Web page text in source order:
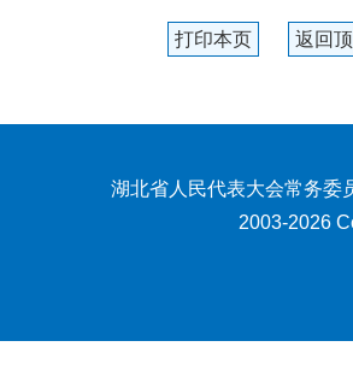
打印本页 返回
湖北省人民代表大会常务委
2003-2026